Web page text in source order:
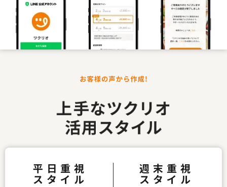
平日重視
スタイル
週末重視
スタイル